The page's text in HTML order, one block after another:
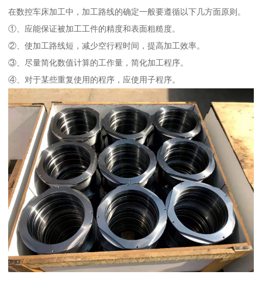
在数控车床加工中，加工路线的确定一般要遵循以下几方面原则。
①、应能保证被加工工件的精度和表面粗糙度。
②、使加工路线短，减少空行程时间，提高加工效率。
③、尽量简化数值计算的工作量，简化加工程序。
④、对于某些重复使用的程序，应使用子程序。